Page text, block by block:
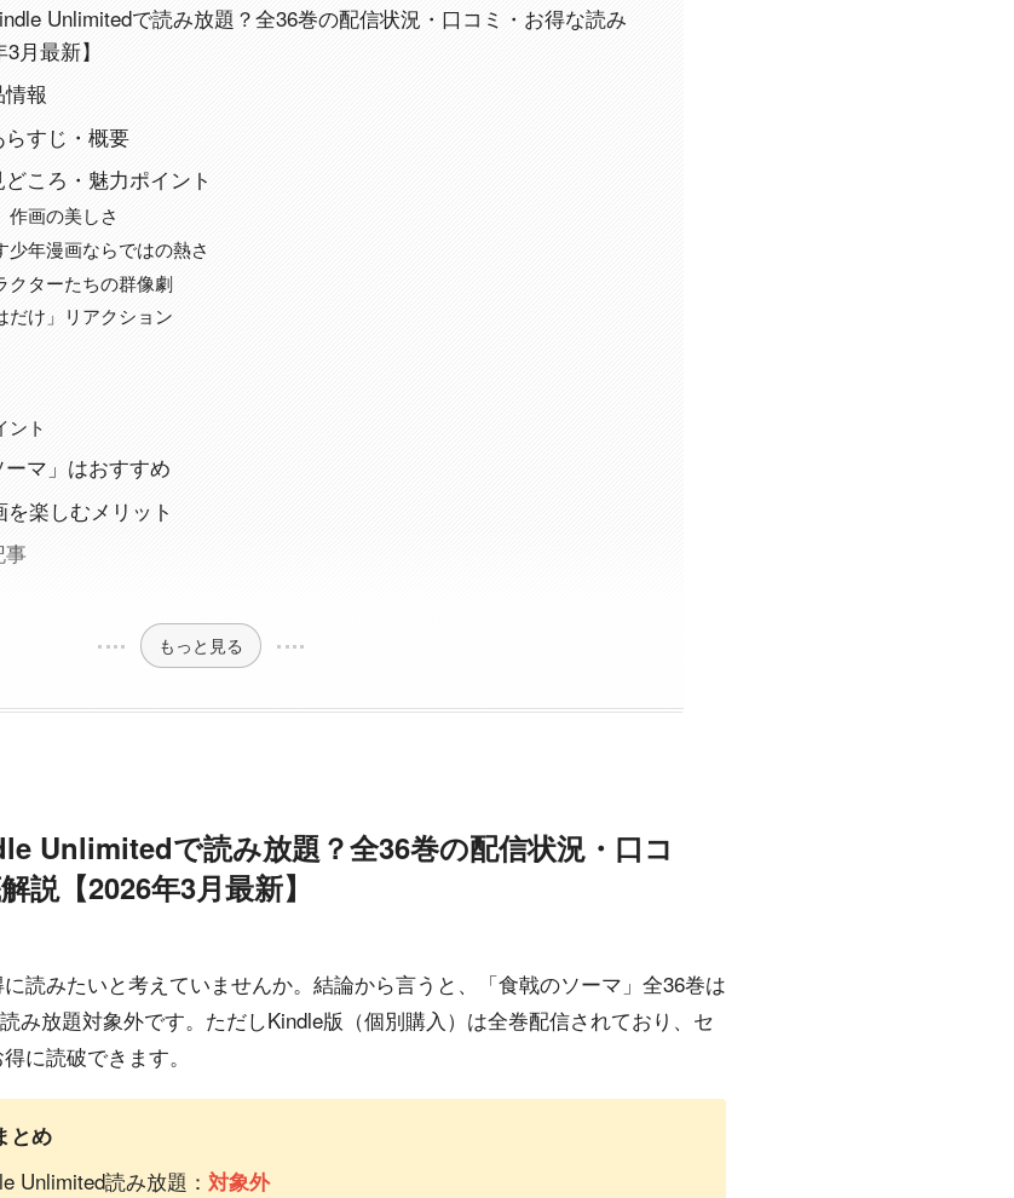
Unlimitedで読み放題？全36巻の配信状況・口コミ・お得な読み
月最新】
情報
らすじ・概要
ころ・魅力ポイント
作画の美しさ
少年漫画ならではの熱さ
クターたちの群像劇
だけ」リアクション
ント
マ」はおすすめ
楽しむメリット
事
もっと見る
Unlimitedで読み放題？全36巻の配信状況・口コ
説【2026年3月最新】
読みたいと考えていませんか。結論から言うと、「食戟のソーマ」全36巻は
み放題対象外です。ただしKindle版（個別購入）は全巻配信されており、セ
に読破できます。
とめ
Unlimited読み放題： 対象外